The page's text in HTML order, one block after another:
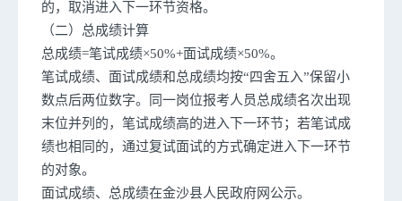
的，取消进入下一环节资格。
（二）总成绩计算
总成绩=笔试成绩×50%+面试成绩×50%。
笔试成绩、面试成绩和总成绩均按“四舍五入”保留小
数点后两位数字。同一岗位报考人员总成绩名次出现
末位并列的，笔试成绩高的进入下一环节；若笔试成
绩也相同的，通过复试面试的方式确定进入下一环节
的对象。
面试成绩、总成绩在金沙县人民政府网公示。